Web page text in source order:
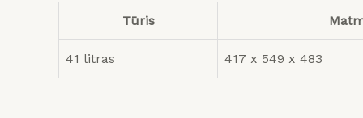
Tūris
41 litras 417 x 549 x 483